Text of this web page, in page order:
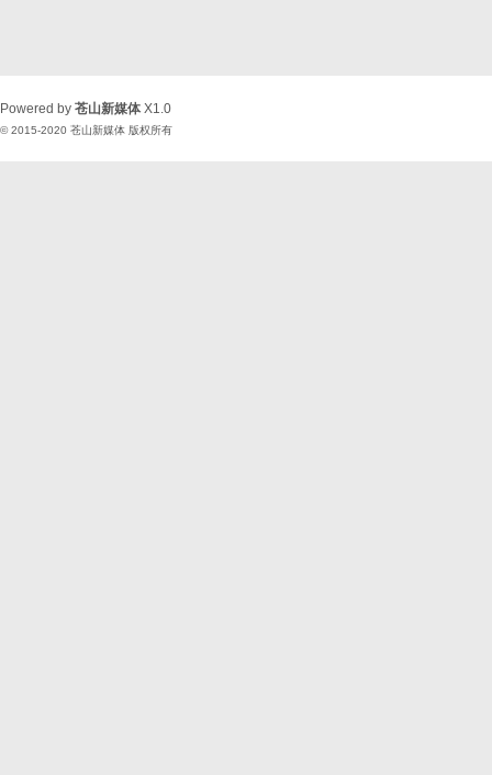
Powered by 苍山新媒体 X1.0
© 2015-2020 苍山新媒体 版权所有